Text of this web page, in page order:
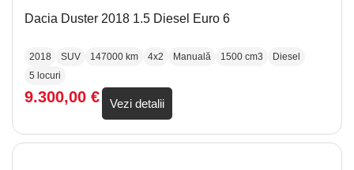
Dacia Duster 2018 1.5 Diesel Euro 6
2018 SUV 147000 km 4x2 Manuală 1500 cm3
Diesel
5 locuri
9.300,00 € Vezi detalii